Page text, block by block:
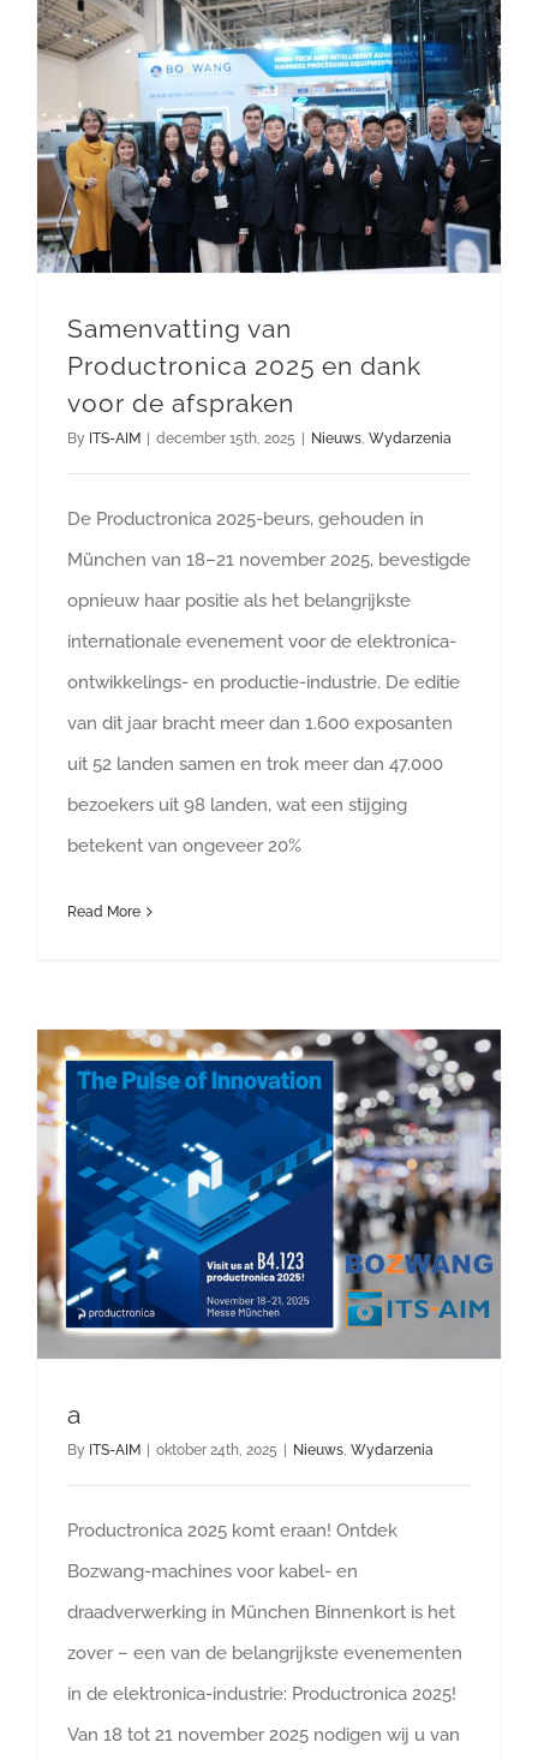
Samenvatting van
Productronica 2025 en dank
voor de afspraken
By ITS-AIM december 15th, 2025 Nieuws, Wydarzenia
De Productronica 2025-beurs, gehouden in
München van 18–21 november 2025, bevestigde
opnieuw haar positie als het belangrijkste
internationale evenement voor de elektronica-
ontwikkelings- en productie-industrie. De editie
van dit jaar bracht meer dan 1.600 exposanten
uit 52 landen samen en trok meer dan 47.000
bezoekers uit 98 landen, wat een stijging
betekent van ongeveer 20%
Read More
a
By ITS-AIM oktober 24th, 2025 Nieuws, Wydarzenia
Productronica 2025 komt eraan! Ontdek
Bozwang-machines voor kabel- en
draadverwerking in München Binnenkort is het
zover – een van de belangrijkste evenementen
in de elektronica-industrie: Productronica 2025!
Van 18 tot 21 november 2025 nodigen wij u van